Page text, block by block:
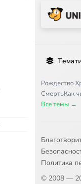
Рождество
СмертьКак
Все темы →
Политика
© 2008 —